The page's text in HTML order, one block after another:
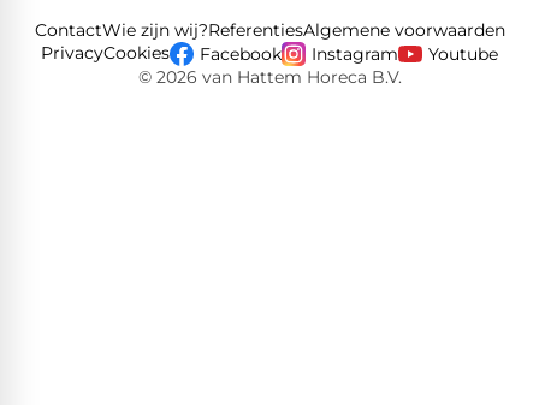
ContactWie zijn wij?ReferentiesAlgemene voorwaarden
PrivacyCookies Facebook Instagram
Youtube
© 2026 van Hattem Horeca B.V.